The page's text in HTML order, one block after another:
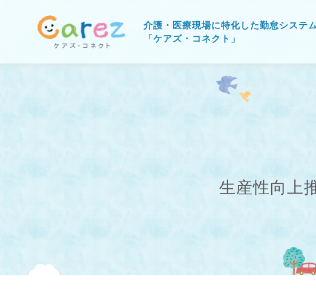
介護・医療現場に特化した勤怠システム
「ケアズ・コネクト」
生産性向上